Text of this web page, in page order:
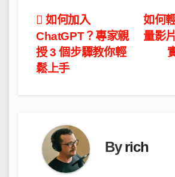
文
章
導
覽
如何
量影
如何加入
ChatGPT？專家親
授 3 個步驟教你輕
鬆上手
Byrich